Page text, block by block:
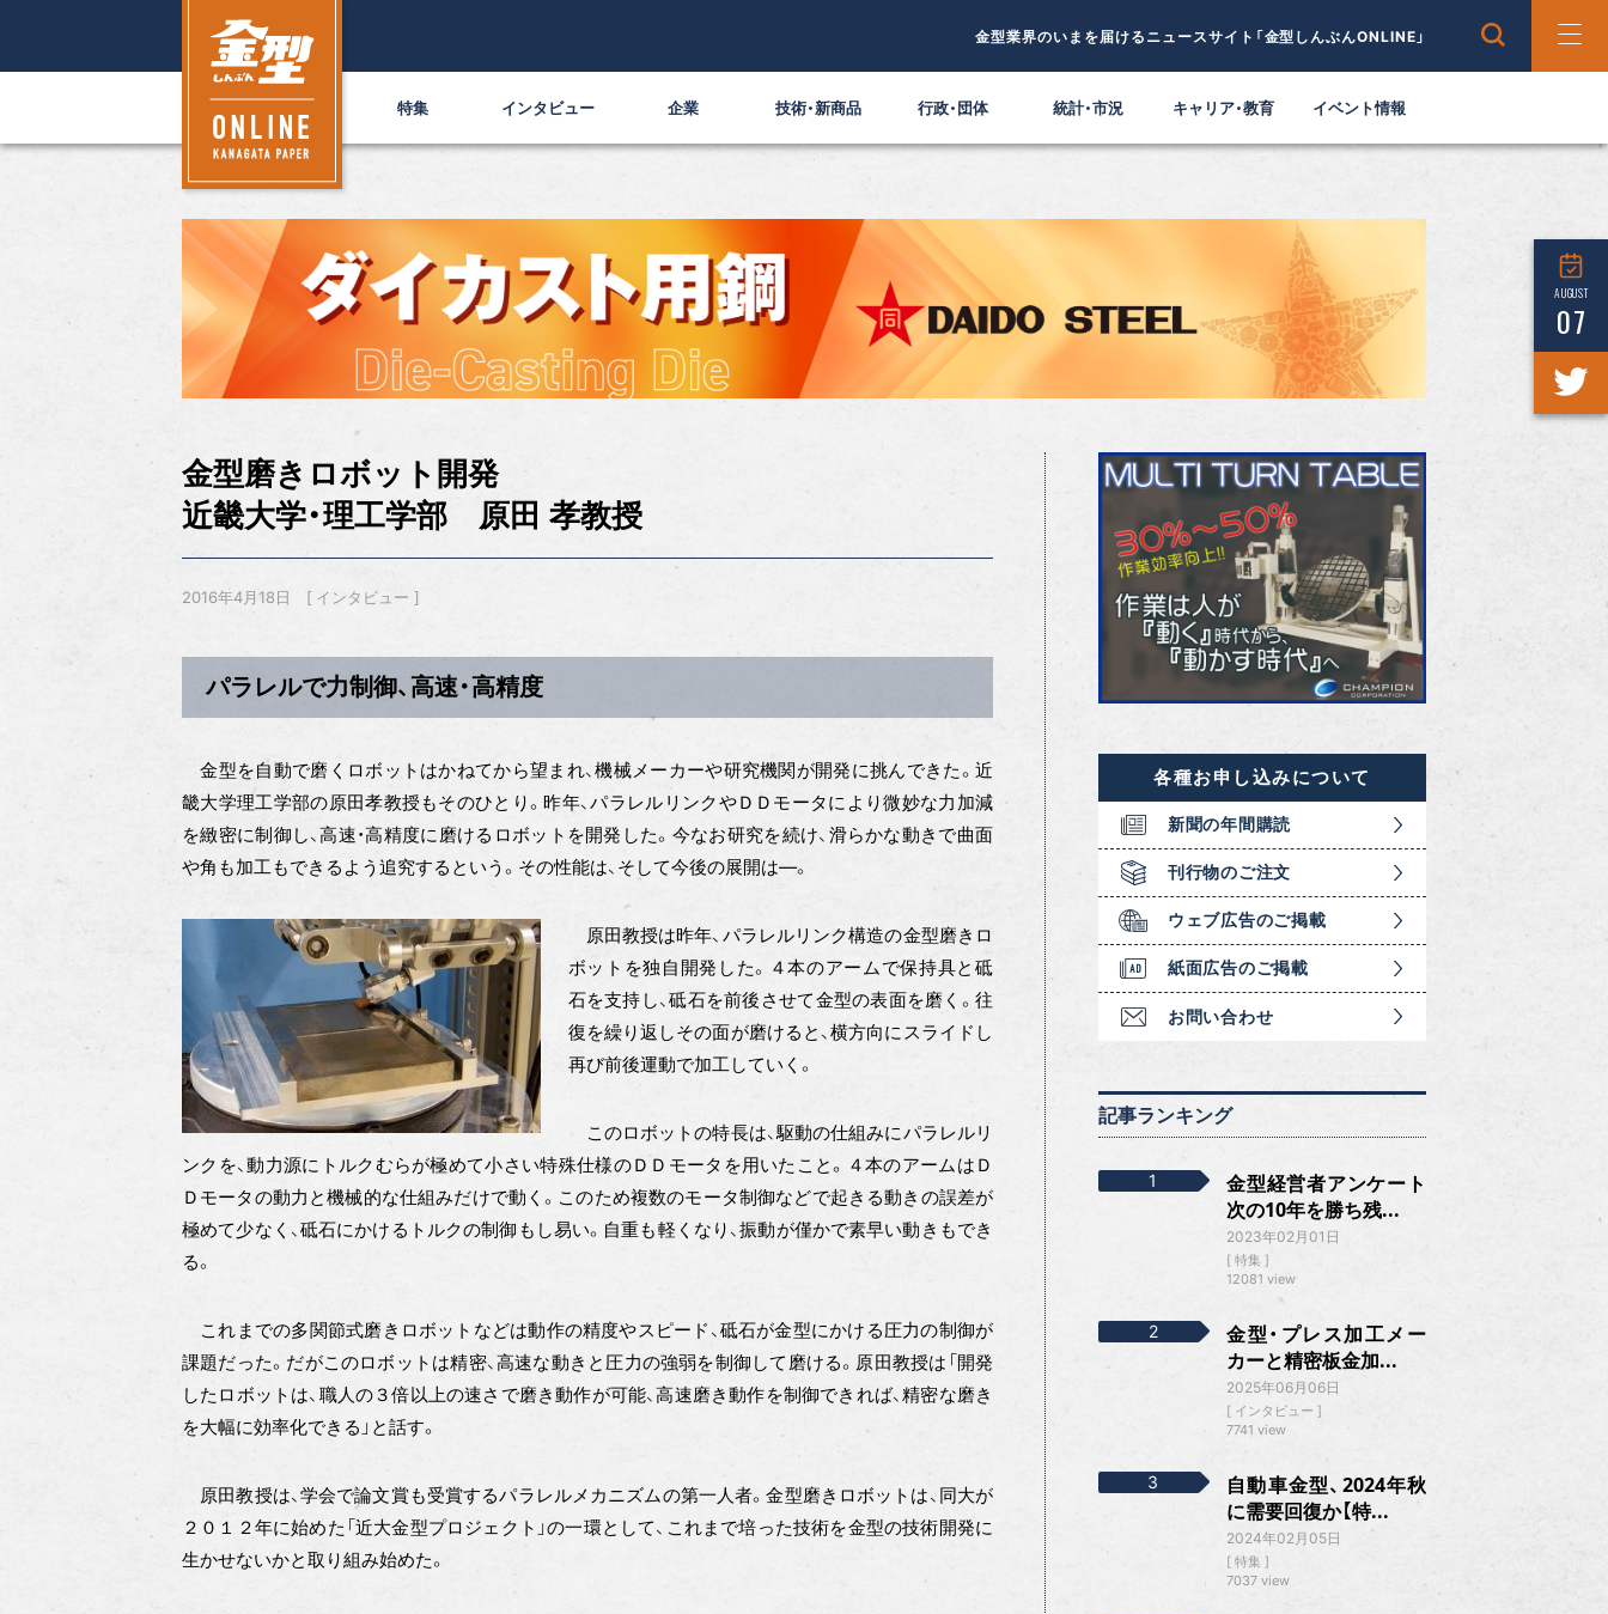
金型業界のいまを届けるニュースサイト「金型しんぶんONLINE」
特集 インタビュー 企業 技術・新商品 行政・団体 統計・市況 キャリア・教育 イベント情報
AUGUST
07
金型磨きロボット開発
近畿大学・理工学部 原田 孝教授
2016年4月18日 インタビュー
パラレルで力制御、高速・高精度
金型を自動で磨くロボットはかねてから望まれ、機械メーカーや研究機関が開発に挑んできた。近
畿大学理工学部の原田孝教授もそのひとり。昨年、パラレルリンクやＤＤモータにより微妙な力加減
を緻密に制御し、高速・高精度に磨けるロボットを開発した。今なお研究を続け、滑らかな動きで曲面
や角も加工もできるよう追究するという。その性能は、そして今後の展開は―。
原田教授は昨年、パラレルリンク構造の金型磨きロ
ボットを独自開発した。４本のアームで保持具と砥
石を支持し、砥石を前後させて金型の表面を磨く。往
復を繰り返しその面が磨けると、横方向にスライドし
再び前後運動で加工していく。
このロボットの特長は、駆動の仕組みにパラレルリ
ンクを、動力源にトルクむらが極めて小さい特殊仕様のＤＤモータを用いたこと。４本のアームはＤ
Ｄモータの動力と機械的な仕組みだけで動く。このため複数のモータ制御などで起きる動きの誤差が
極めて少なく、砥石にかけるトルクの制御もし易い。自重も軽くなり、振動が僅かで素早い動きもでき
る。
これまでの多関節式磨きロボットなどは動作の精度やスピード、砥石が金型にかける圧力の制御が
課題だった。だがこのロボットは精密、高速な動きと圧力の強弱を制御して磨ける。原田教授は「開発
したロボットは、職人の３倍以上の速さで磨き動作が可能、高速磨き動作を制御できれば、精密な磨き
を大幅に効率化できる」と話す。
原田教授は、学会で論文賞も受賞するパラレルメカニズムの第一人者。金型磨きロボットは、同大が
２０１２年に始めた「近大金型プロジェクト」の一環として、これまで培った技術を金型の技術開発に
生かせないかと取り組み始めた。
各種お申し込みについて
新聞の年間購読
刊行物のご注文
ウェブ広告のご掲載
紙面広告のご掲載
お問い合わせ
記事ランキング
金型経営者アンケート
次の10年を勝ち残...
2023年02月01日
特集
12081 view
金型・プレス加工メー
カーと精密板金加...
2025年06月06日
インタビュー
7741 view
自動車金型、2024年秋
に需要回復か【特...
2024年02月05日
特集
7037 view